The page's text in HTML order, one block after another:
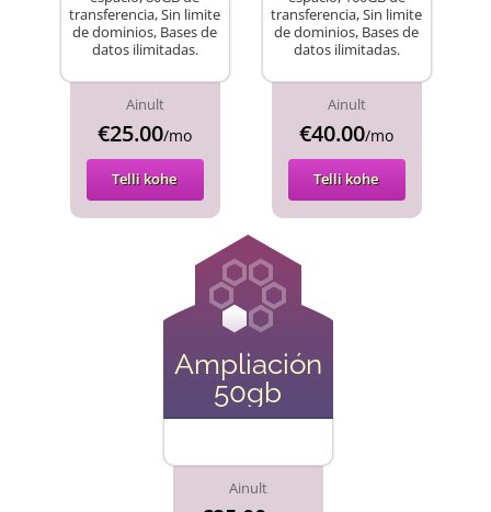
transferencia, Sin limite
de dominios, Bases de
datos ilimitadas.
Ainult
€25.00/mo
Telli kohe
transferencia, Sin limite
de dominios, Bases de
datos ilimitadas.
Ainult
€40.00/mo
Telli kohe
Ampliación
50gb
Ainult